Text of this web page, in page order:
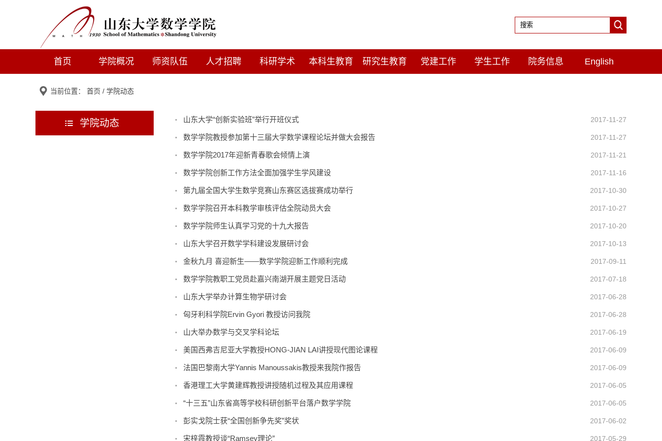
首页 学院概况 师资队伍 人才招聘 科研学术 本科生教育 研究生教育 党建工作 学生工作 院务信息 English
当前位置： 首页 / 学院动态
学院动态 山东大学“创新实验班”举行开班仪式 2017-11-27
数学学院教授参加第十三届大学数学课程论坛并做大会报告 2017-11-27
数学学院2017年迎新青春歌会倾情上演 2017-11-21
数学学院创新工作方法全面加强学生学风建设 2017-11-16
第九届全国大学生数学竞赛山东赛区选拔赛成功举行 2017-10-30
数学学院召开本科教学审核评估全院动员大会 2017-10-27
数学学院师生认真学习党的十九大报告 2017-10-20
山东大学召开数学学科建设发展研讨会 2017-10-13
金秋九月 喜迎新生——数学学院迎新工作顺利完成 2017-09-11
数学学院教职工党员赴嘉兴南湖开展主题党日活动 2017-07-18
山东大学举办计算生物学研讨会 2017-06-28
匈牙利科学院Ervin Gyori 教授访问我院 2017-06-28
山大举办数学与交叉学科论坛 2017-06-19
美国西弗吉尼亚大学教授HONG-JIAN LAI讲授现代图论课程 2017-06-09
法国巴黎南大学Yannis Manoussakis教授来我院作报告 2017-06-09
香港理工大学黄建辉教授讲授随机过程及其应用课程 2017-06-05
“十三五”山东省高等学校科研创新平台落户数学学院 2017-06-05
彭实戈院士获“全国创新争先奖”奖状 2017-06-02
宋梓霞教授谈“Ramsey理论” 2017-05-29